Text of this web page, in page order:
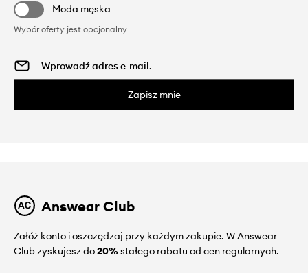
Moda męska
Wybór oferty jest opcjonalny
Zapisz mnie
Answear Club
Załóż konto i oszczędzaj przy każdym zakupie. W Answear
Club zyskujesz do20%stałego rabatu od cen regularnych.